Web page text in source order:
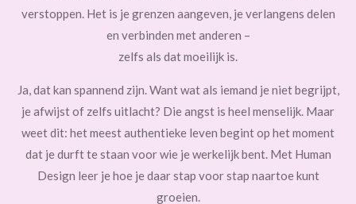
verstoppen. Het is je grenzen aangeven, je verlangens delen
en verbinden met anderen –
zelfs als dat moeilijk is.
Ja, dat kan spannend zijn. Want wat als iemand je niet begrijpt,
je afwijst of zelfs uitlacht? Die angst is heel menselijk. Maar
weet dit: het meest authentieke leven begint op het moment
dat je durft te staan voor wie je werkelijk bent. Met Human
Design leer je hoe je daar stap voor stap naartoe kunt
groeien.